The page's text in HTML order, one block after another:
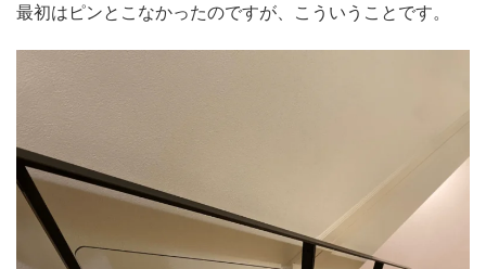
最初はピンとこなかったのですが、こういうことです。